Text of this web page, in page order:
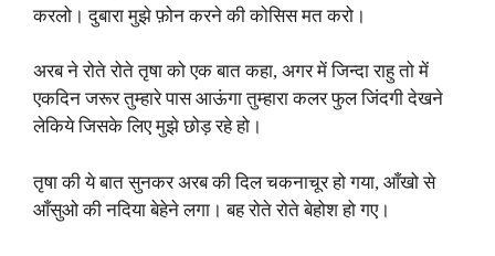
करलो। दुबारा मुझे फ़ोन करने की कोसिस मत करो।
अरब ने रोते रोते तृषा को एक बात कहा, अगर में जिन्दा राहु तो में
एकदिन जरूर तुम्हारे पास आऊंगा तुम्हारा कलर फुल जिंदगी देखने
लेकिये जिसके लिए मुझे छोड़ रहे हो।
तृषा की ये बात सुनकर अरब की दिल चकनाचूर हो गया, आँखो से
आँसुओ की नदिया बेहेने लगा। बह रोते रोते बेहोश हो गए।